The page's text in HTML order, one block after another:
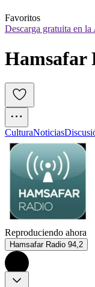
Favoritos
Descarga gratuita en la
Hamsafar
CulturaNoticias
Reproduciendo ahora
Hamsafar Radio 94,2